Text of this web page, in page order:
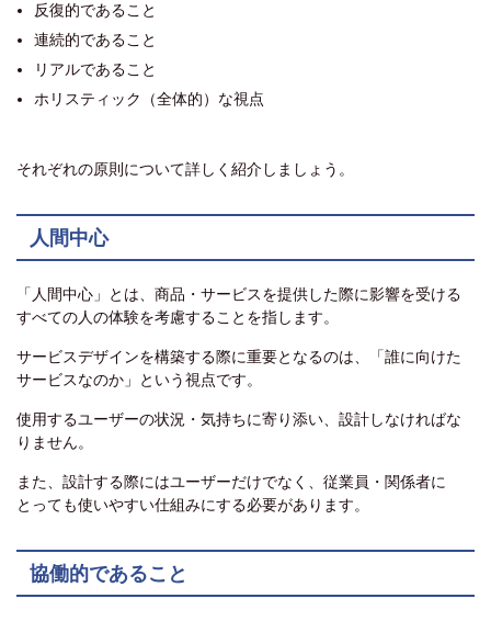
反復的であること
連続的であること
リアルであること
ホリスティック（全体的）な視点
それぞれの原則について詳しく紹介しましょう。
人間中心
「人間中心」とは、商品・サービスを提供した際に影響を受ける
すべての人の体験を考慮することを指します。
サービスデザインを構築する際に重要となるのは、「誰に向けた
サービスなのか」という視点です。
使用するユーザーの状況・気持ちに寄り添い、設計しなければな
りません。
また、設計する際にはユーザーだけでなく、従業員・関係者に
とっても使いやすい仕組みにする必要があります。
協働的であること